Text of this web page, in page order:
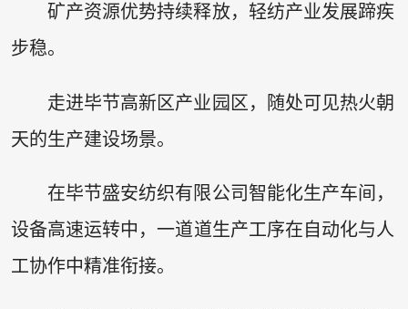
矿产资源优势持续释放，轻纺产业发展蹄疾
步稳。
走进毕节高新区产业园区，随处可见热火朝
天的生产建设场景。
在毕节盛安纺织有限公司智能化生产车间，
设备高速运转中，一道道生产工序在自动化与人
工协作中精准衔接。